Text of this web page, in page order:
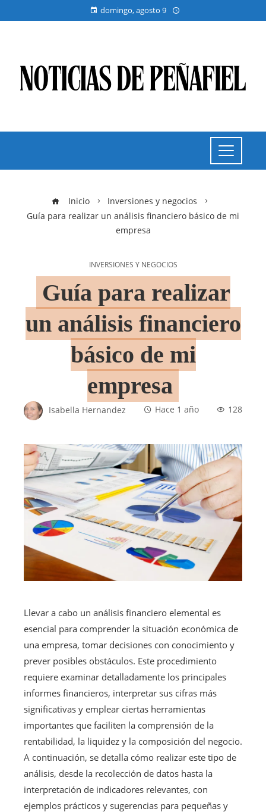
domingo, agosto 9
Inicio
Inversiones y negocios
Guía para realizar un análisis financiero básico de mi
empresa
INVERSIONES Y NEGOCIOS
Guía para realizar
un análisis financiero
básico de mi
empresa
Isabella Hernandez Hace 1 año 128
Llevar a cabo un análisis financiero elemental es
esencial para comprender la situación económica de
una empresa, tomar decisiones con conocimiento y
prever posibles obstáculos. Este procedimiento
requiere examinar detalladamente los principales
informes financieros, interpretar sus cifras más
significativas y emplear ciertas herramientas
importantes que faciliten la comprensión de la
rentabilidad, la liquidez y la composición del negocio.
A continuación, se detalla cómo realizar este tipo de
análisis, desde la recolección de datos hasta la
interpretación de indicadores relevantes, con
ejemplos prácticos y sugerencias para pequeñas y